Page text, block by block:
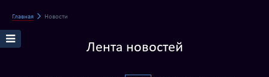
Главная Новости
Лента новостей